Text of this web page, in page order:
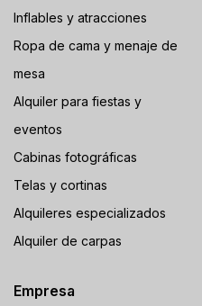
Inflables y atracciones
Ropa de cama y menaje de
mesa
Alquiler para fiestas y
eventos
Cabinas fotográficas
Telas y cortinas
Alquileres especializados
Alquiler de carpas
Empresa